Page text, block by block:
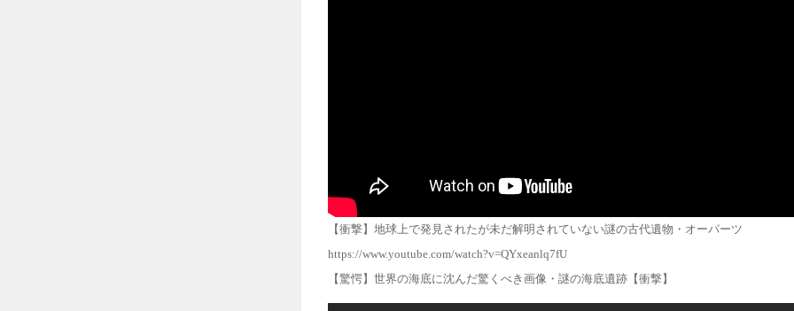
【衝撃】地球上で発見されたが未だ解明されていない謎の古代遺物・オーパーツ
https://www.youtube.com/watch?v=QYxeanlq7fU
【驚愕】世界の海底に沈んだ驚くべき画像・謎の海底遺跡【衝撃】